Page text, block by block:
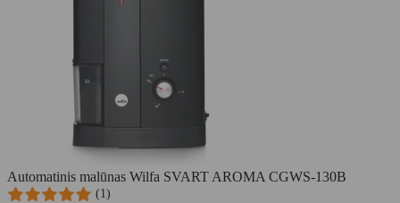
Automatinis malūnas Wilfa SVART AROMA CGWS-130B
(1)